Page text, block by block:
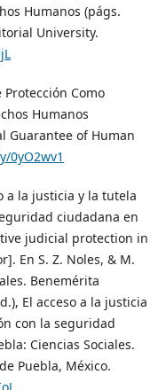
Humanos (págs.
University.
Protección Como
Humanos
Guarantee of Human
0yO2wv1
a la justicia y la tutela
ciudadana en
judicial protection in
En S. Z. Noles, & M.
Benemérita
El acceso a la justicia
con la seguridad
Ciencias Sociales.
Puebla, México.